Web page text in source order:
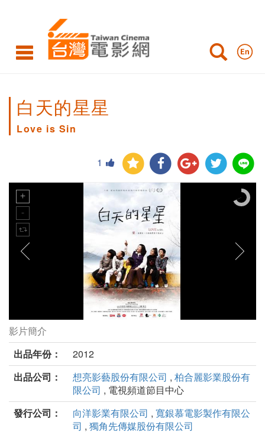
白天的星星
Love is Sin
1
白天的星星劇照
影片簡介
出品年份：
2012
出品公司：
想亮影藝股份有限公司 , 柏合麗影業股份有
限公司 , 電視頻道節目中心
發行公司：
向洋影業有限公司 , 寬銀慕電影製作有限公
司 , 獨角先傳媒股份有限公司